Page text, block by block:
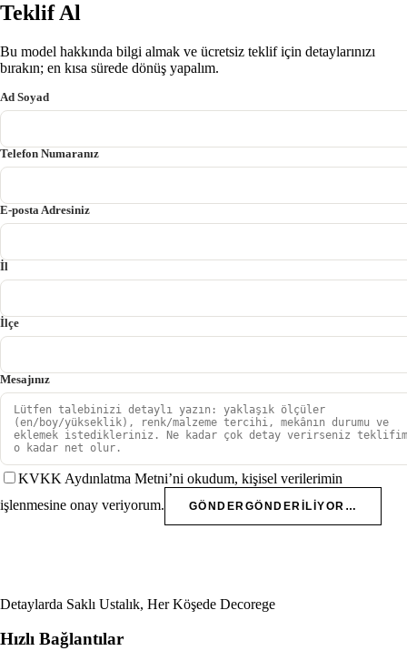
Teklif Al
Bu model hakkında bilgi almak ve ücretsiz teklif için detaylarınızı
bırakın; en kısa sürede dönüş yapalım.
Ad Soyad
Telefon Numaranız
E-posta Adresiniz
İl
İlçe
Mesajınız
KVKK Aydınlatma Metni’ni okudum, kişisel verilerimin
işlenmesine onay veriyorum.
GÖNDER GÖNDERILIYOR…
Detaylarda Saklı Ustalık, Her Köşede Decorege
Hızlı Bağlantılar